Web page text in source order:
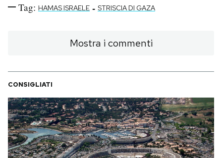
Tag: HAMAS ISRAELE - STRISCIA DI GAZA
Mostra i commenti
CONSIGLIATI